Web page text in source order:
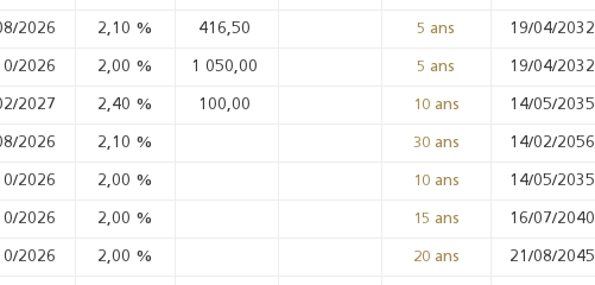
2026 2,10 % 416,50 5 ans 19/04/2032
2026 2,00 % 1 050,00 5 ans 19/04/2032
2027 2,40 % 100,00 10 ans 14/05/2035
2026 2,10 % 30 ans 14/02/2056
2026 2,00 % 10 ans 14/05/2035
2026 2,00 % 15 ans 16/07/2040
2026 2,00 % 20 ans 21/08/2045